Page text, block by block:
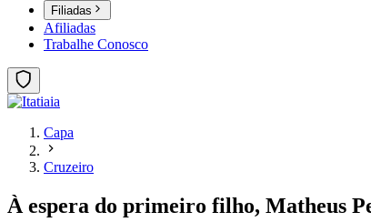
Filiadas
Afiliadas
Trabalhe Conosco
Capa
Cruzeiro
À espera do primeiro filho, Matheus